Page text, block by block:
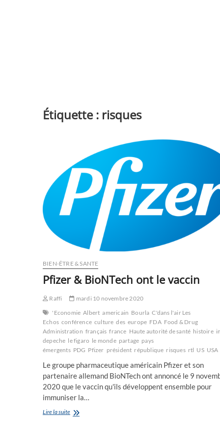
Étiquette : risques
BIEN-ÊTRE & SANTE
Pfizer & BioNTech ont le vaccin
Raffi
mardi 10 novembre 2020
'Economie Albert americain Bourla C'dans l'air Les
Echos conférence culture des europe FDA Food & Drug
Administration français france Haute autorité de santé histoire
depeche le figaro le monde partage pays
émergents PDG Pfizer président république risques rtl US USA
Le groupe pharmaceutique américain Pfizer et son
partenaire allemand BioNTech ont annoncé le 9
2020 que le vaccin qu'ils développent ensemble pour
immuniser la…
Lire la suitePfizer